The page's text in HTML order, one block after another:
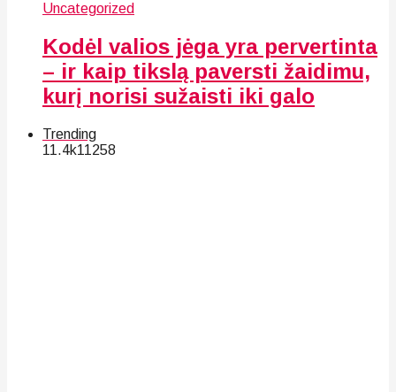
Uncategorized
Kodėl valios jėga yra pervertinta
– ir kaip tikslą paversti žaidimu,
kurį norisi sužaisti iki galo
Trending
11.4k11258